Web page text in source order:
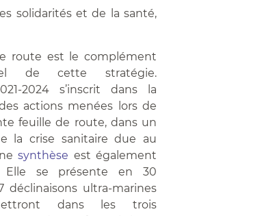
solidarités et de la santé,
route est le complément
de cette stratégie.
2024 s’inscrit dans la
actions menées lors de
feuille de route, dans un
la crise sanitaire due au
synthèse est également
Elle se présente en 30
déclinaisons ultra-marines
dans les trois